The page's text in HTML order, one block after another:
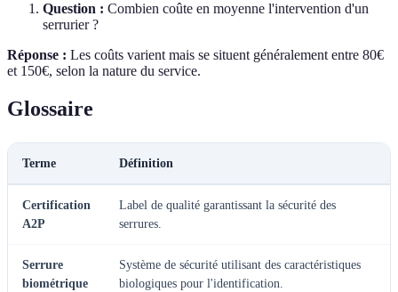
Question : Combien coûte en moyenne l'intervention d'un
serrurier ?
Réponse : Les coûts varient mais se situent généralement entre 80€
et 150€, selon la nature du service.
Glossaire
Terme Définition
Certification
A2P
Label de qualité garantissant la sécurité des
serrures.
Serrure
biométrique
Système de sécurité utilisant des caractéristiques
biologiques pour l'identification.